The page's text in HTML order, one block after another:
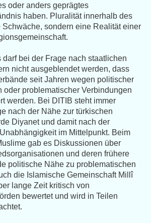
oder anders geprägtes
haben. Pluralität innerhalb des
Schwäche, sondern eine Realität einer
darf bei der Frage nach staatlichen
nicht ausgeblendet werden, dass
seit Jahren wegen politischer
oder problematischer Verbindungen
werden. Bei DITIB steht immer
nach der Nähe zur türkischen
Diyanet und damit nach der
im Mittelpunkt. Beim
gab es Diskussionen über
und deren frühere
politische Nähe zu problematischen
die Islamische Gemeinschaft Millî
lange Zeit kritisch von
bewertet und wird in Teilen